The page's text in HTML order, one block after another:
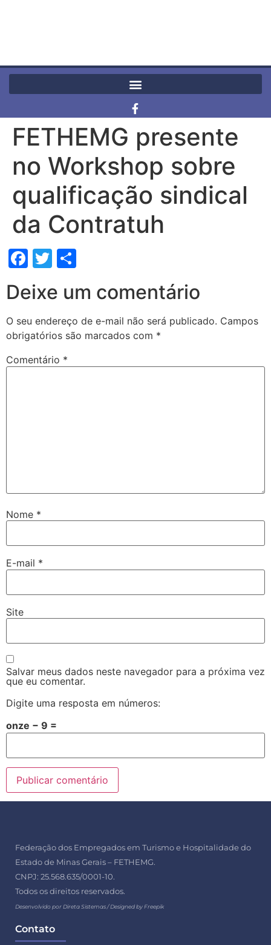
FETHEMG presente
no Workshop sobre
qualificação sindical
da Contratuh
Facebook
Twitter
Deixe um comentário
O seu endereço de e-mail não será publicado. Campos
obrigatórios são marcados com *
Comentário *
Nome *
E-mail *
Site
Salvar meus dados neste navegador para a próxima vez
que eu comentar.
Digite uma resposta em números:
onze − 9 =
Federação dos Empregados em Turismo e Hospitalidade do
Estado de Minas Gerais – FETHEMG.
CNPJ: 25.568.635/0001-10.
Todos os direitos reservados.
Desenvolvido por Direta Sistemas /Designed by Freepik
Contato